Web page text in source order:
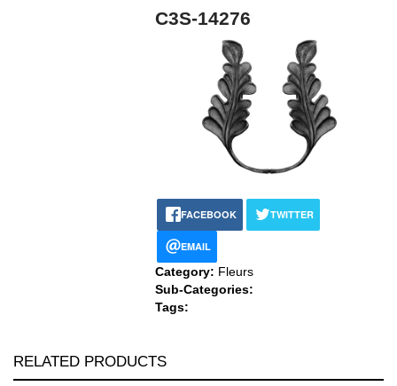
C3S-14276
FACEBOOK TWITTER
EMAIL
Category: Fleurs
Sub-Categories:
Tags:
RELATED PRODUCTS